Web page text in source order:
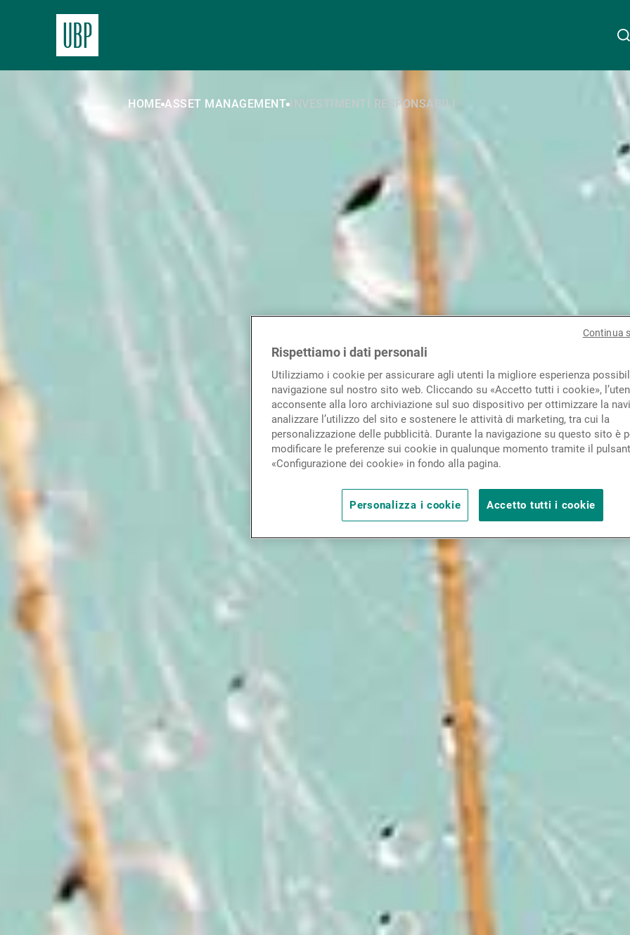
Chi siamo
Asset Management
Contatto
Linkedin
Instagram
X
HOME ASSET MANAGEMENT INVESTIMENTI RESPONSABILI
Rispettiamo i dati personali
Utilizziamo i cookie per assicurare agli utenti la migliore esperienza
navigazione sul nostro sito web. Cliccando su «Accetto tutti i cookie»,
acconsente alla loro archiviazione sul suo dispositivo per ottimizzare la
analizzare l’utilizzo del sito e sostenere le attività di marketing, tra cui la
personalizzazione delle pubblicità. Durante la navigazione su questo sito è
modificare le preferenze sui cookie in qualunque momento tramite il
«Configurazione dei cookie» in fondo alla pagina.
Personalizza i cookie Accetto tutti i cookie
Continua